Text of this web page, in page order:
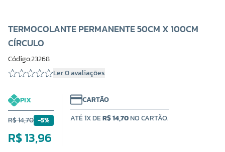
TERMOCOLANTE PERMANENTE 50CM X 100CM
CÍRCULO
Código:23268
Ler 0 avaliações
PIX
R$ 14,70 -5%
R$ 13,96
CARTÃO
ATÉ 1X DER$ 14,70NO CARTÃO.